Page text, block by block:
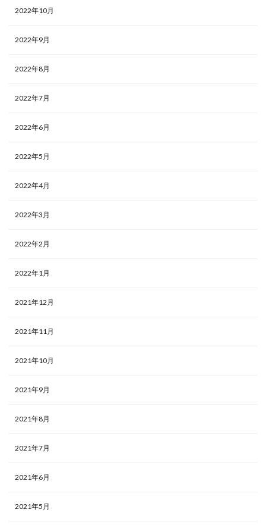
2022年10月
2022年9月
2022年8月
2022年7月
2022年6月
2022年5月
2022年4月
2022年3月
2022年2月
2022年1月
2021年12月
2021年11月
2021年10月
2021年9月
2021年8月
2021年7月
2021年6月
2021年5月